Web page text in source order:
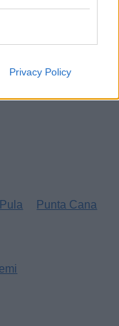
Privacy Policy
Pula Punta Cana